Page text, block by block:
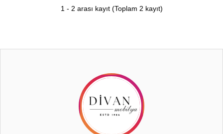
1- 2 arası kayıt (Toplam 2 kayıt)